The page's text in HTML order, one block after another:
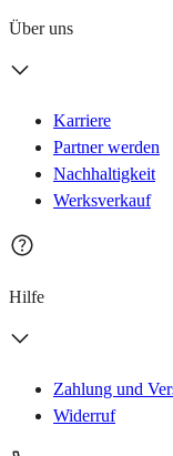
Über uns
Karriere
Partner werden
Nachhaltigkeit
Werksverkauf
Hilfe
Zahlung und
Widerruf